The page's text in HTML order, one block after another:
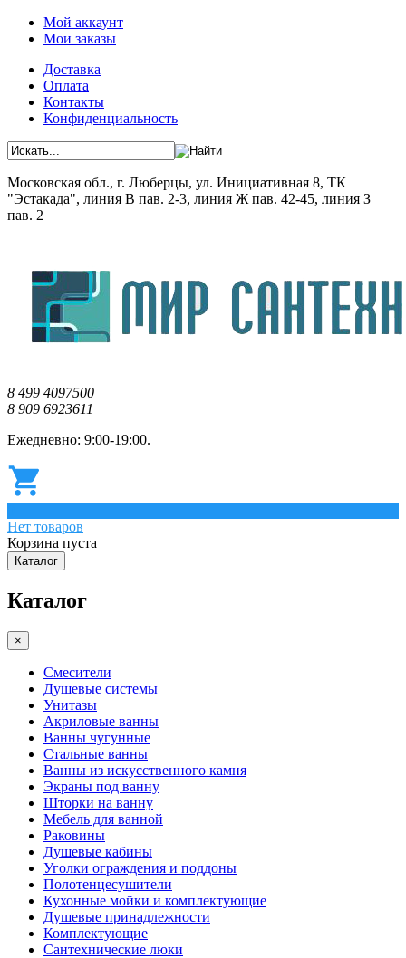
Мой аккаунт
Мои заказы
Доставка
Оплата
Контакты
Конфиденциальность
Московская обл., г. Люберцы, ул. Инициативная 8, ТК
"Эстакада", линия В пав. 2-3, линия Ж пав. 42-45, линия З
пав. 2
8 499 4097500
8 909 6923611
Ежедневно: 9:00-19:00.
Нет товаров
Корзина пуста
Каталог
Каталог
×
Смесители
Душевые системы
Унитазы
Акриловые ванны
Ванны чугунные
Стальные ванны
Ванны из искусственного камня
Экраны под ванну
Шторки на ванну
Мебель для ванной
Раковины
Душевые кабины
Уголки ограждения и поддоны
Полотенцесушители
Кухонные мойки и комплектующие
Душевые принадлежности
Комплектующие
Сантехнические люки